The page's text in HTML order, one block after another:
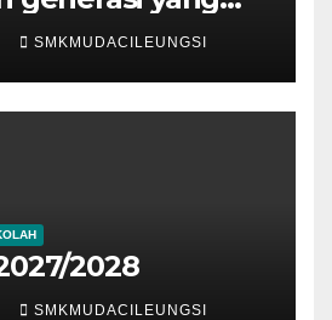
SMKMUDACILEUNGSI
2028
SMKMUDACILEUNGSI